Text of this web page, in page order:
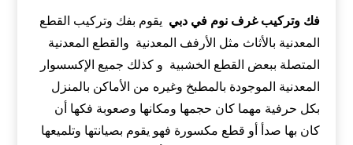
فك وتركيب غرف نوم فيدبي يقوم بفك وتركيب القطع
المعدنية بالأثاث مثل الأرفف المعدنية والقطع المعدنية
المتصلة ببعض القطع الخشبية و كذلك جميع الإكسسوار
المعدنية الموجودة بالمطبخ وغيره من الأماكن بالمنزل
بكل حرفية مهما كان حجمها ومكانها وصعوبة فكها أن
كان بها صدأ أو قطع مكسورة فهو يقوم بصيانتها وتلميعها